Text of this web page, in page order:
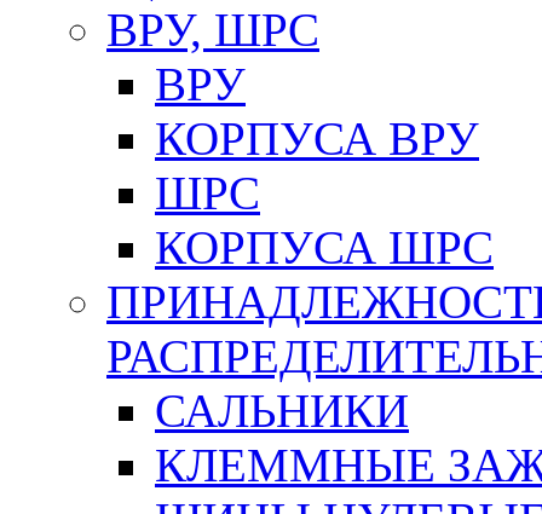
ВРУ, ШРС
ВРУ
КОРПУСА ВРУ
ШРС
КОРПУСА ШРС
САЛЬНИКИ
КЛЕММНЫЕ